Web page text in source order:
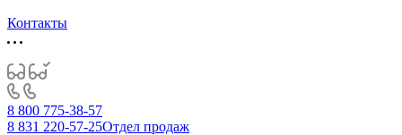
Контакты
8 800 775-38-57
8 831 220-57-25Отдел продаж